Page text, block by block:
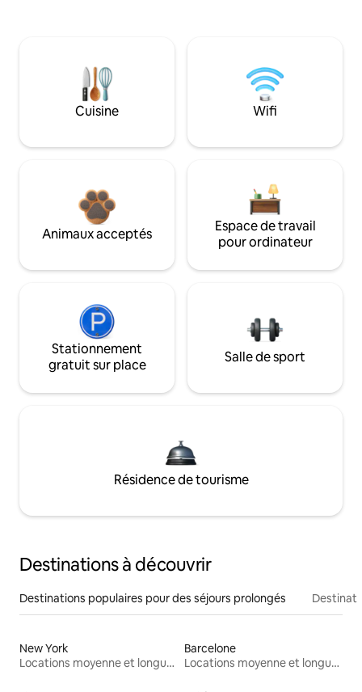
Cuisine Wifi
Animaux acceptés
Espace de travail
pour ordinateur
Stationnement
gratuit sur place
Salle de sport
Résidence de tourisme
Destinations à découvrir
Destinations populaires pour des séjours prolongés
New York
Locations moyenne et longue durée
Barcelone
Locations moyenne et longue durée